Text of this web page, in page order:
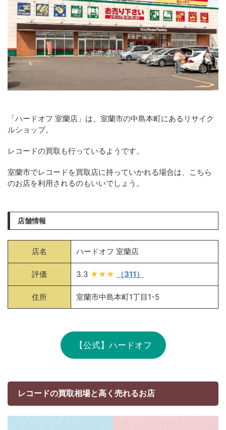
「ハードオフ 室蘭店」は、室蘭市の中島本町にあるリサイク
ルショップ。
レコードの買取も行っているようです。
室蘭市でレコードを買取店に持っていかれる場合は、こちら
のお店を利用されるのもいいでしょう。
店舗情報
店名 ハードオフ 室蘭店
評価 3.3 ★★★ （311）
住所 室蘭市中島本町1丁目1-5
【公式】ハードオフ
レコードの買取相場と高く売れるお店